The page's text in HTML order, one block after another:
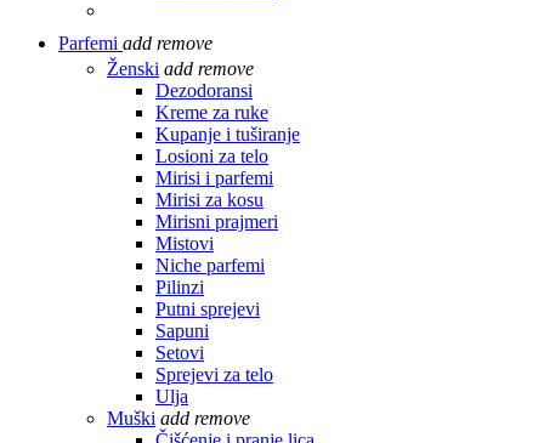
Parfemi add remove
Ženski add remove
Dezodoransi
Kreme za ruke
Kupanje i tuširanje
Losioni za telo
Mirisi i parfemi
Mirisi za kosu
Mirisni prajmeri
Mistovi
Niche parfemi
Pilinzi
Putni sprejevi
Sapuni
Setovi
Sprejevi za telo
Ulja
Muški add remove